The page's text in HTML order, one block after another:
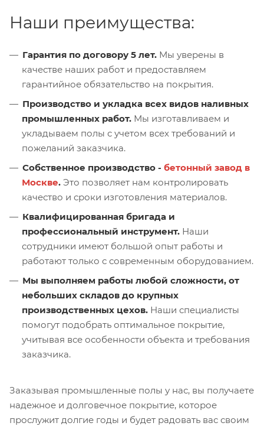
Наши преимущества:
Гарантия по договору 5 лет. Мы уверены в
качестве наших работ и предоставляем
гарантийное обязательство на покрытия.
Производство и укладка всех видов наливных
промышленных работ. Мы изготавливаем и
укладываем полы с учетом всех требований и
пожеланий заказчика.
Собственное производство - бетонный завод в
Москве. Это позволяет нам контролировать
качество и сроки изготовления материалов.
Квалифицированная бригада и
профессиональный инструмент. Наши
сотрудники имеют большой опыт работы и
работают только с современным оборудованием.
Мы выполняем работы любой сложности, от
небольших складов до крупных
производственных цехов. Наши специалисты
помогут подобрать оптимальное покрытие,
учитывая все особенности объекта и требования
заказчика.
Заказывая промышленные полы у нас, вы получаете
надежное и долговечное покрытие, которое
прослужит долгие годы и будет радовать вас своим